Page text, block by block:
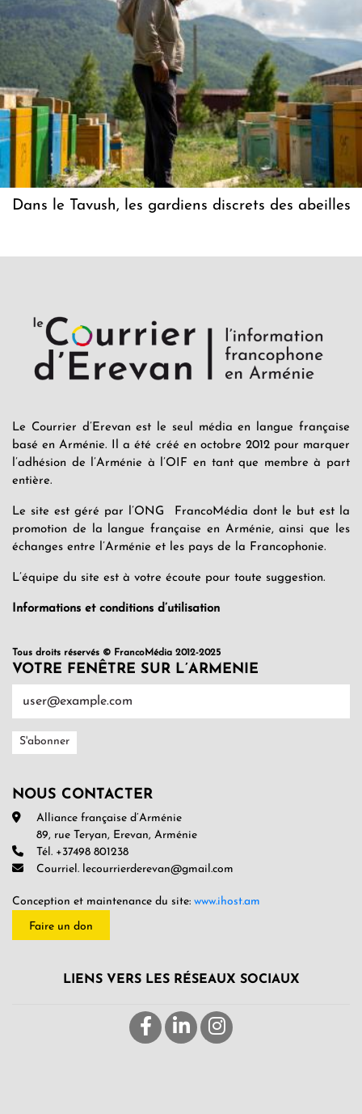
Dans le Tavush, les gardiens discrets des abeilles
Le Courrier d’Erevan est le seul média en langue française
basé en Arménie. Il a été créé en octobre 2012 pour marquer
l’adhésion de l’Arménie à l’OIF en tant que membre à part
entière.
Le site est géré par l’ONG FrancoMédia dont le but est la
promotion de la langue française en Arménie, ainsi que les
échanges entre l’Arménie et les pays de la Francophonie.
L’équipe du site est à votre écoute pour toute suggestion.
Informations et conditions d’utilisation
Tous droits réservés © FrancoMédia 2012-2025
VOTRE FENÊTRE SUR L’ARMENIE
NOUS CONTACTER
Alliance française d’Arménie
89, rue Teryan, Erevan, Arménie
Tél. +37498 801238
Courriel. lecourrierderevan@gmail.com
Conception et maintenance du site: www.ihost.am
Faire un don
LIENS VERS LES RÉSEAUX SOCIAUX